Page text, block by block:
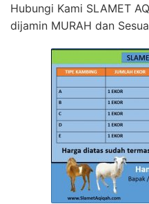
Hubungi Kami SLAMET
dijamin MURAH dan